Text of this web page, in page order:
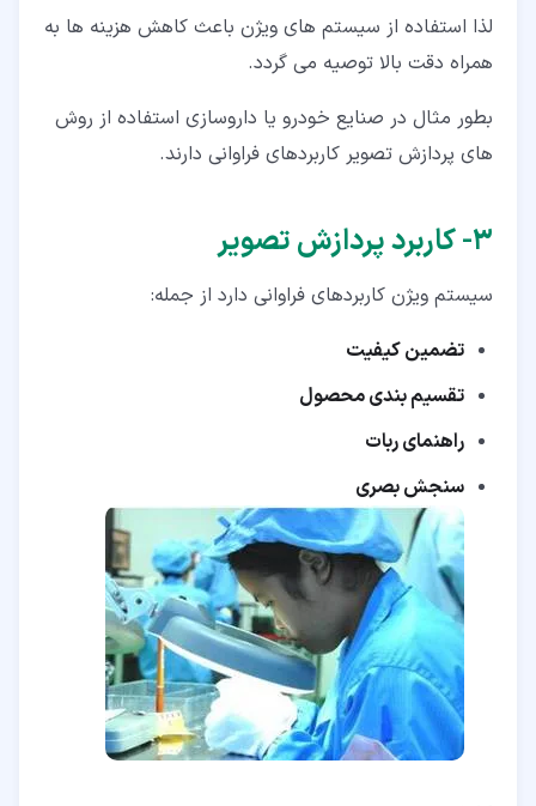
لذا استفاده از سیستم های ویژن باعث کاهش هزینه ها به
همراه دقت بالا توصیه می گردد.
بطور مثال در صنایع خودرو یا داروسازی استفاده از روش
های پردازش تصویر کاربردهای فراوانی دارند.
۳‏- کاربرد پردازش تصویر
سیستم ویژن کاربردهای فراوانی دارد از جمله:
تضمین کیفیت
تقسیم بندی محصول
راهنمای ربات
سنجش بصری